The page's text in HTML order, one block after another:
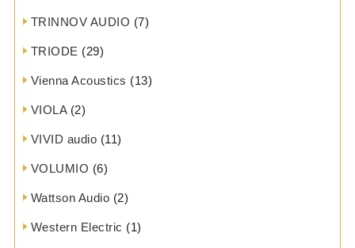
TRINNOV AUDIO (7)
TRIODE (29)
Vienna Acoustics (13)
VIOLA(2)
VIVID audio (11)
VOLUMIO (6)
Wattson Audio (2)
Western Electric (1)